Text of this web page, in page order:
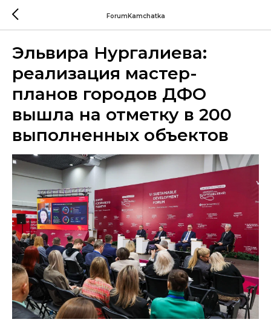
ForumKamchatka
Эльвира Нургалиева:
реализация мастер-
планов городов ДФО
вышла на отметку в 200
выполненных объектов